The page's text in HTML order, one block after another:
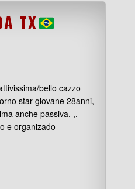
TX
bello cazzo
star giovane 28anni,
anche passiva. ,.
e organizado